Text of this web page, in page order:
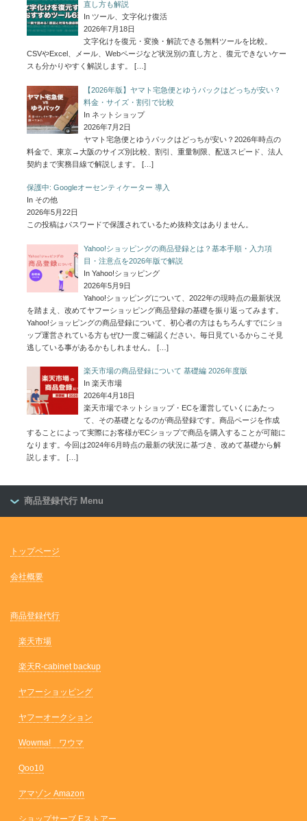
直し方も解説
In ツール、文字化け復活
2026年7月18日
文字化けを復元・変換・解読できる無料ツールを比較。
CSVやExcel、メール、Webページなど状況別の直し方と、復元できないケー
スも分かりやすく解説します。
[…]
【2026年版】ヤマト宅急便とゆうパックはどっちが安い？
料金・サイズ・割引で比較
In ネットショップ
2026年7月2日
ヤマト宅急便とゆうパックはどっちが安い？2026年時点の
料金で、東京→大阪のサイズ別比較、割引、重量制限、配送スピード、法人
契約まで実務目線で解説します。
[…]
保護中: Googleオーセンティケーター 導入
In その他
2026年5月22日
この投稿はパスワードで保護されているため抜粋文はありません。
Yahoo!ショッピングの商品登録とは？基本手順・入力項
目・注意点を2026年版で解説
In Yahoo!ショッピング
2026年5月9日
Yahoo!ショッピングについて、2022年の現時点の最新状況
を踏まえ、改めてヤフーショッピング商品登録の基礎を振り返ってみます。
Yahoo!ショッピングの商品登録について、初心者の方はもちろんすでにショ
ップ運営されている方もぜひ一度ご確認ください。毎日見ているからこそ見
逃している事があるかもしれません。
[…]
楽天市場の商品登録について 基礎編 2026年度版
In 楽天市場
2026年4月18日
楽天市場でネットショップ・ECを運営していくにあたっ
て、その基礎となるのが商品登録です。商品ページを作成
することによって実際にお客様がECショップで商品を購入することが可能に
なります。今回は2024年6月時点の最新の状況に基づき、改めて基礎から解
説します。
[…]
商品登録代行 Menu
トップページ
会社概要
商品登録代行
楽天市場
楽天R-cabinet backup
ヤフーショッピング
ヤフーオークション
Wowma! ワウマ
Qoo10
アマゾン Amazon
ショップサーブ Eストアー